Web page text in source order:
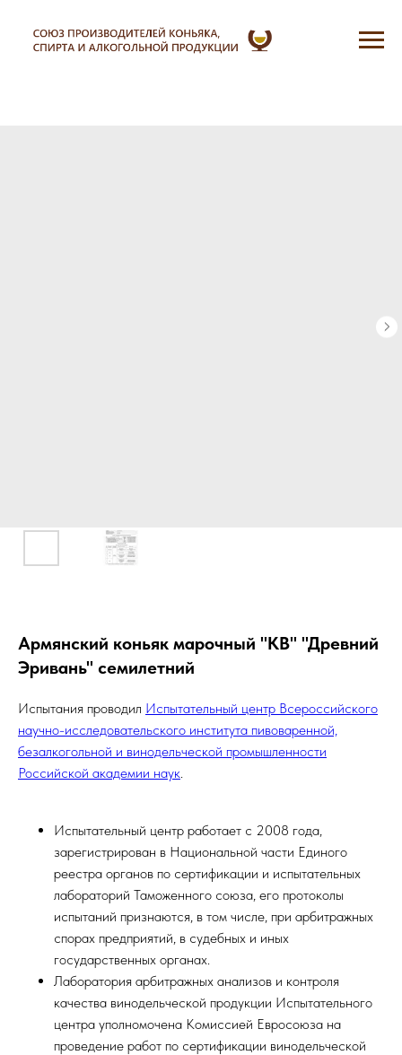
Армянский коньяк марочный "КВ" "Древний
Эривань" семилетний
Испытания проводил Испытательный центр Всероссийского
научно-исследовательского института пивоваренной,
безалкогольной и винодельческой промышленности
Российской академии наук.
Испытательный центр работает с 2008 года,
зарегистрирован в Национальной части Единого
реестра органов по сертификации и испытательных
лабораторий Таможенного союза, его протоколы
испытаний признаются, в том числе, при арбитражных
спорах предприятий, в судебных и иных
государственных органах.
Лаборатория арбитражных анализов и контроля
качества винодельческой продукции Испытательного
центра уполномочена Комиссией Евросоюза на
проведение работ по сертификации винодельческой